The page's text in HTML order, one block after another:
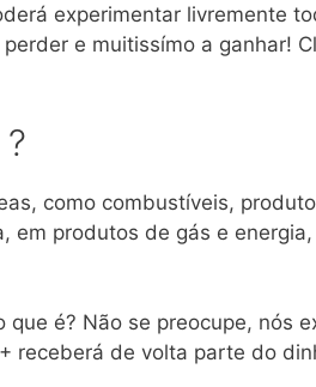
experimentar livremente
e muitissímo a ganhar!
como combustíveis,
em produtos de gás e
é? Não se preocupe, nós
receberá de volta parte do